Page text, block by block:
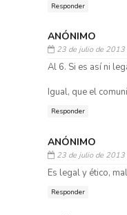
Responder
ANÓNIMO
23 de julio de
Al 6. Si es así ni
Igual, que el
Responder
ANÓNIMO
23 de julio de
Es legal y ético,
Responder